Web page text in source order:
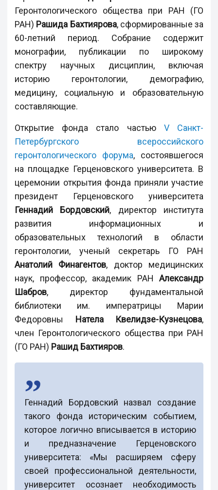
Геронтологического общества при РАН (ГО
РАН) Рашида Бахтиярова, сформированные за
60-летний период. Собрание содержит
монографии, публикации по широкому
спектру научных дисциплин, включая
историю геронтологии, демографию,
медицину, социальную и образовательную
составляющие.
Открытие фонда стало частью V Санкт-
Петербургского всероссийского
геронтологического форума, состоявшегося
на площадке Герценовского университета. В
церемонии открытия фонда приняли участие
президент Герценовского университета
Геннадий Бордовский, директор института
развития информационных и
образовательных технологий в области
геронтологии, ученый секретарь ГО РАН
Анатолий Финагентов, доктор медицинских
наук, профессор, академик РАН Александр
Шабров, директор фундаментальной
библиотеки им. императрицы Марии
Федоровны Натела Квелидзе-Кузнецова,
член Геронтологического общества при РАН
(ГО РАН) Рашид Бахтияров.
Геннадий Бордовский назвал создание
такого фонда историческим событием,
которое логично вписывается в историю
и предназначение Герценовского
университета: «Мы расширяем сферу
своей профессиональной деятельности,
университет осознает необходимость